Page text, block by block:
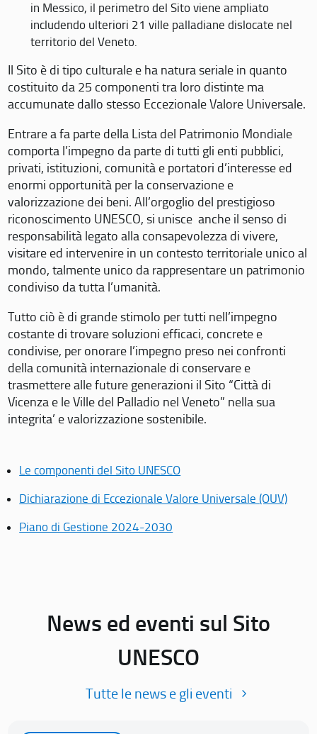
in Messico, il perimetro del Sito viene ampliato
includendo ulteriori 21 ville palladiane dislocate nel
territorio del Veneto.
Il Sito è di tipo culturale e ha natura seriale in quanto
costituito da 25 componenti tra loro distinte ma
accumunate dallo stesso Eccezionale Valore Universale.
Entrare a fa parte della Lista del Patrimonio Mondiale
comporta l’impegno da parte di tutti gli enti pubblici,
privati, istituzioni, comunità e portatori d’interesse ed
enormi opportunità per la conservazione e
valorizzazione dei beni. All’orgoglio del prestigioso
riconoscimento UNESCO, si unisce anche il senso di
responsabilità legato alla consapevolezza di vivere,
visitare ed intervenire in un contesto territoriale unico al
mondo, talmente unico da rappresentare un patrimonio
condiviso da tutta l’umanità.
Tutto ciò è di grande stimolo per tutti nell’impegno
costante di trovare soluzioni efficaci, concrete e
condivise, per onorare l’impegno preso nei confronti
della comunità internazionale di conservare e
trasmettere alle future generazioni il Sito “Città di
Vicenza e le Ville del Palladio nel Veneto” nella sua
integrita’ e valorizzazione sostenibile.
Le componenti del Sito UNESCO
Dichiarazione di Eccezionale Valore Universale (OUV)
Piano di Gestione 2024-2030
News ed eventi sul Sito
UNESCO
Tutte le news e gli eventi